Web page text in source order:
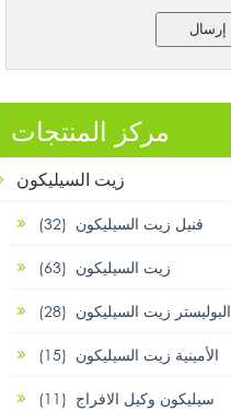
إرسال
مركز المنتجات
زيت السيليكون
فنيل زيت السيليكون (32)
زيت السيليكون (63)
البوليستر زيت السيليكون (28)
الأمينية زيت السيليكون (15)
سيليكون وكيل الافراج (11)